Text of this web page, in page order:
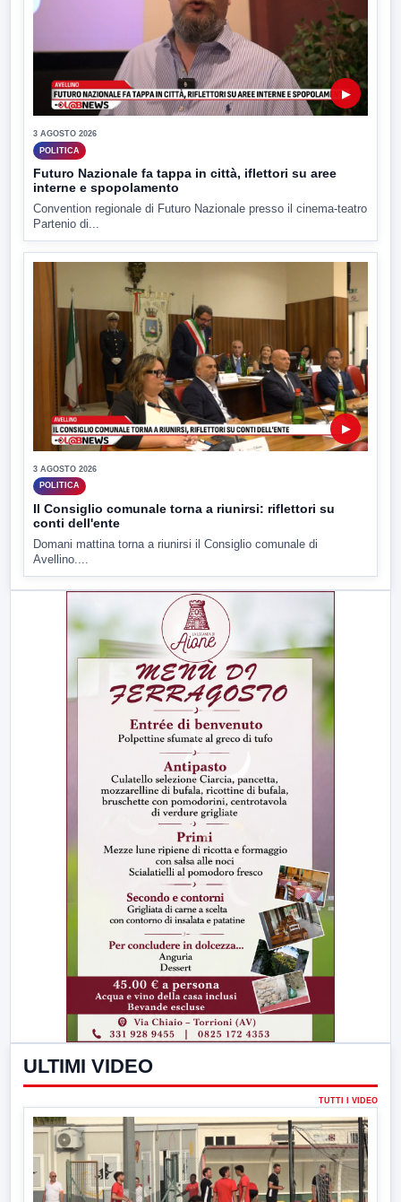
▶
3 AGOSTO 2026
POLITICA
Futuro Nazionale fa tappa in città, iflettori su aree
interne e spopolamento
Convention regionale di Futuro Nazionale presso il cinema-teatro
Partenio di...
▶
3 AGOSTO 2026
POLITICA
Il Consiglio comunale torna a riunirsi: riflettori su
conti dell'ente
Domani mattina torna a riunirsi il Consiglio comunale di
Avellino....
ULTIMI VIDEO
TUTTI I VIDEO